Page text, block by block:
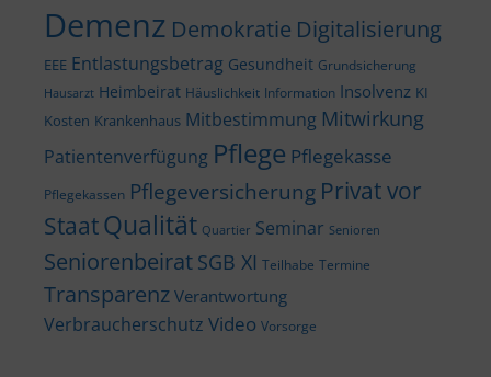
Demenz Demokratie Digitalisierung
EEE Entlastungsbetrag Gesundheit Grundsicherung
Hausarzt Heimbeirat Häuslichkeit Information Insolvenz KI
Kosten Krankenhaus Mitbestimmung Mitwirkung
Patientenverfügung Pflege Pflegekasse
Pflegekassen Pflegeversicherung Privat vor
StaatQualität Quartier Seminar Senioren
Seniorenbeirat SGB XI Teilhabe Termine
Transparenz Verantwortung
Verbraucherschutz Video Vorsorge